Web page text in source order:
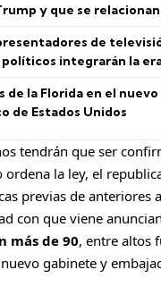
y que se relacionan
de
integrarán la
de la Florida en el
de Estados Unidos
tendrán que ser
ordena la ley, el
previas de anteriores
con que viene
más de 90, entre altos
gabinete y